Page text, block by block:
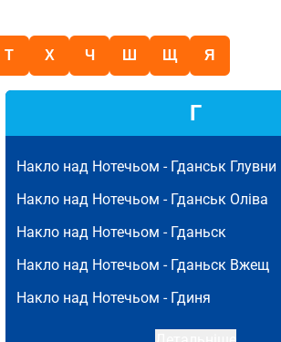
Т Х Ч Ш Щ Я
Г
Накло над Нотечьом - Гданськ Глувни
Накло над Нотечьом - Гданськ Оліва
Накло над Нотечьом - Гданьск
Накло над Нотечьом - Гданьск Вжещ
Накло над Нотечьом - Гдиня